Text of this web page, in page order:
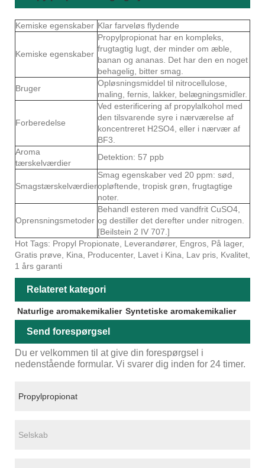
Kemiske egenskaber Klar farveløs flydende
Kemiske egenskaber
Propylpropionat har en kompleks,
frugtagtig lugt, der minder om æble,
banan og ananas. Det har den en noget
behagelig, bitter smag.
Bruger
Opløsningsmiddel til nitrocellulose,
maling, fernis, lakker, belægningsmidler.
Forberedelse
Ved esterificering af propylalkohol med
den tilsvarende syre i nærværelse af
koncentreret H2SO4, eller i nærvær af
BF3.
Aroma
tærskelværdier
Detektion: 57 ppb
Smagstærskelværdier
Smag egenskaber ved 20 ppm: sød,
opløftende, tropisk grøn, frugtagtige
noter.
Oprensningsmetoder
Behandl esteren med vandfrit CuSO4,
og destiller det derefter under nitrogen.
[Beilstein 2 IV 707.]
Hot Tags: Propyl Propionate, Leverandører, Engros, På lager,
Gratis prøve, Kina, Producenter, Lavet i Kina, Lav pris, Kvalitet,
1 års garanti
Relateret kategori
Naturlige aromakemikalier Syntetiske aromakemikalier
Send forespørgsel
Du er velkommen til at give din forespørgsel i
nedenstående formular. Vi svarer dig inden for 24 timer.